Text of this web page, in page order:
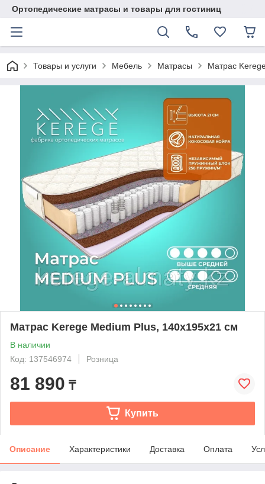
Ортопедические матрасы и товары для гостиниц
Товары и услуги Мебель Матрасы Матрас
Матрас Kerege Medium Plus, 140x195x21 см
В наличии
Код: 137546974
Розница
81 890 ₸
Купить
Описание Характеристики Доставка Оплата